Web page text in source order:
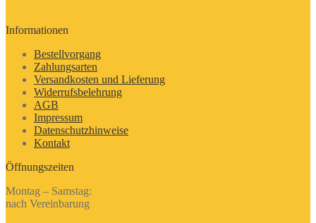
Informationen
Bestellvorgang
Zahlungsarten
Versandkosten und Lieferung
Widerrufsbelehrung
AGB
Impressum
Datenschutzhinweise
Kontakt
Öffnungszeiten
Montag – Samstag:
nach Vereinbarung